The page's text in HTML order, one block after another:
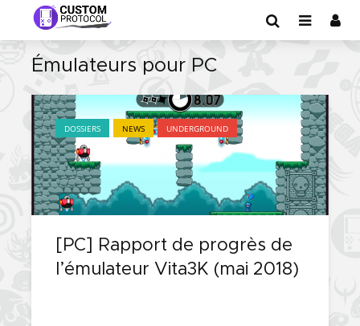
Émulateurs pour PC
DOSSIERS NEWS UNDERGROUND
[PC] Rapport de progrès de
l’émulateur Vita3K (mai 2018)